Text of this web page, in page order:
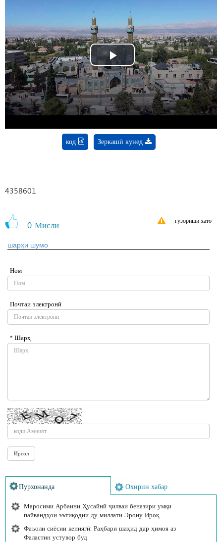
Play
Video
код Зеркашӣ кунед
4358601
0 Мисли гузориши хато
шарҳи шумо
Ном
Почтаи электронӣ
* Шарҳ
Пурхонанда Охирин хабар
Маросими Арбаини Ҳусайнӣ ҷилваи беназири умқи
пайвандҳои эътиқодии ду миллати Эрону Ироқ
Фаъоли сиёсии кениягӣ: Раҳбари шаҳид дар ҳимоя аз
Фаластин устувор буд